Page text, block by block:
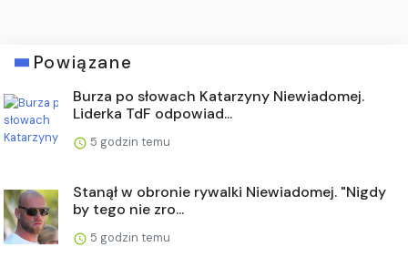
Powiązane
Burza po słowach Katarzyny Niewiadomej.
Liderka TdF odpowiad...
5 godzin temu
Stanął w obronie rywalki Niewiadomej. "Nigdy
by tego nie zro...
5 godzin temu